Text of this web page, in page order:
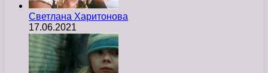
Светлана Харитонова
17.06.2021